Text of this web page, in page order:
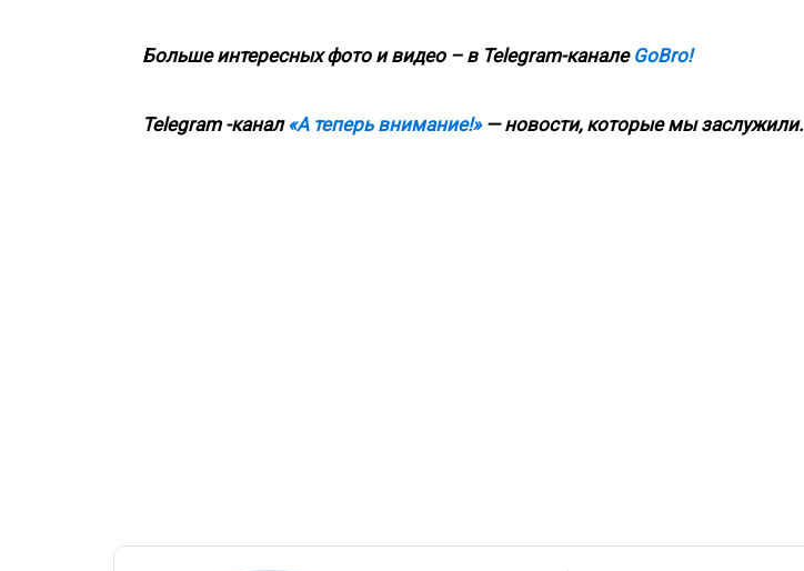
Больше интересных фото и видео – в Telegram-канале GoBro!
Telegram -канал «А теперь внимание!»— новости, которые мы заслужили.